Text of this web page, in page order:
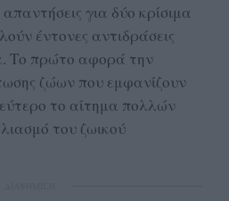
για δύο κρίσιμα
έντονες αντιδράσεις
Το πρώτο αφορά την
ζώων που εμφανίζουν
το αίτημα πολλών
του ζωικού